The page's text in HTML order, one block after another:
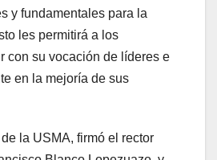
y fundamentales para la
les permitirá a los
con su vocación de líderes e
en la mejoría de sus
la USMA, firmó el rector